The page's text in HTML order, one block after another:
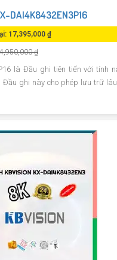
DAI4K8432EN3P16
17,395,000 ₫
₫
là Đầu ghi tiên tiến với tính
Đầu ghi này cho phép lưu trữ